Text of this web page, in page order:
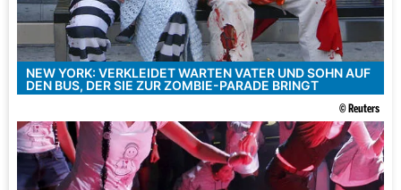
NEW YORK: VERKLEIDET WARTEN VATER UND SOHN AUF
DEN BUS, DER SIE ZUR ZOMBIE-PARADE BRINGT
© Reuters